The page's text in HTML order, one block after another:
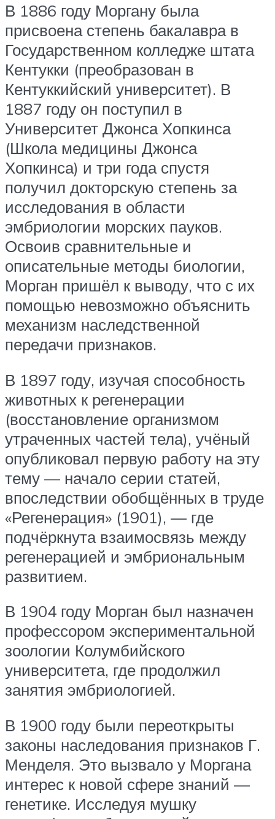
В 1886 году Моргану была
присвоена степень бакалавра в
Государственном колледже штата
Кентукки (преобразован в
Кентуккийский университет). В
1887 году он поступил в
Университет Джонса Хопкинса
(Школа медицины Джонса
Хопкинса) и три года спустя
получил докторскую степень за
исследования в области
эмбриологии морских пауков.
Освоив сравнительные и
описательные методы биологии,
Морган пришёл к выводу, что с их
помощью невозможно объяснить
механизм наследственной
передачи признаков.
В 1897 году, изучая способность
животных к регенерации
(восстановление организмом
утраченных частей тела), учёный
опубликовал первую работу на эту
тему — начало серии статей,
впоследствии обобщённых в труде
«Регенерация» (1901), — где
подчёркнута взаимосвязь между
регенерацией и эмбриональным
развитием.
В 1904 году Морган был назначен
профессором экспериментальной
зоологии Колумбийского
университета, где продолжил
занятия эмбриологией.
В 1900 году были переоткрыты
законы наследования признаков Г.
Менделя. Это вызвало у Моргана
интерес к новой сфере знаний —
генетике. Исследуя мушку